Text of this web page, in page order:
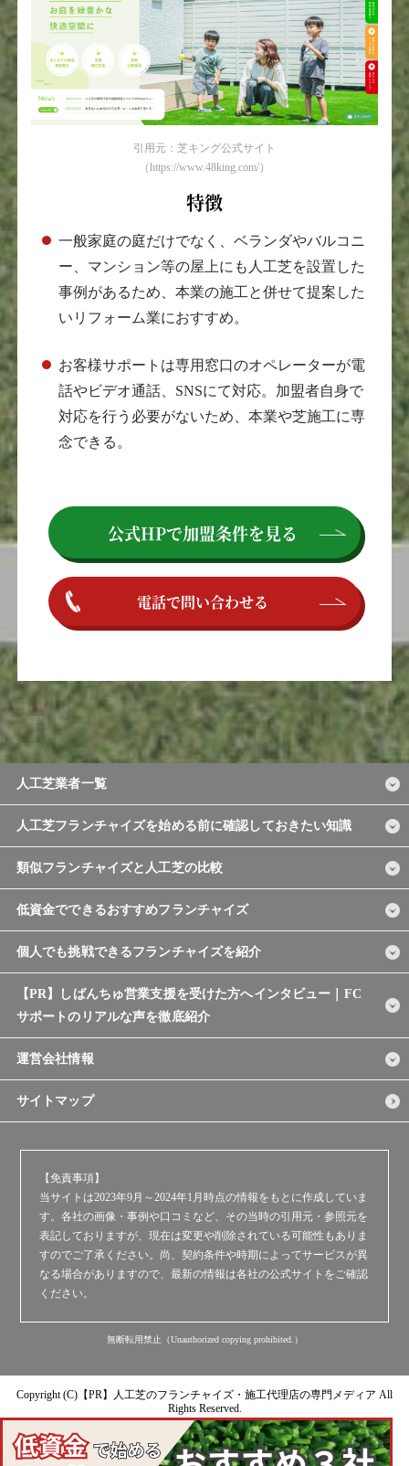
引用元：芝キング公式サイト
（https://www.48king.com/）
特徴
一般家庭の庭だけでなく、ベランダやバルコニ
ー、マンション等の屋上にも人工芝を設置した
事例があるため、本業の施工と併せて提案した
いリフォーム業におすすめ。
お客様サポートは専用窓口のオペレーターが電
話やビデオ通話、SNSにて対応。加盟者自身で
対応を行う必要がないため、本業や芝施工に専
念できる。
公式HPで加盟条件を見る
電話で問い合わせる
人工芝業者一覧
人工芝フランチャイズを始める前に確認しておきたい知識
類似フランチャイズと人工芝の比較
低資金でできるおすすめフランチャイズ
個人でも挑戦できるフランチャイズを紹介
【PR】しばんちゅ営業支援を受けた方へインタビュー｜FC
サポートのリアルな声を徹底紹介
運営会社情報
サイトマップ
【免責事項】
当サイトは2023年9月～2024年1月時点の情報をもとに作成していま
す。各社の画像・事例や口コミなど、その当時の引用元・参照元を
表記しておりますが、現在は変更や削除されている可能性もありま
すのでご了承ください。尚、契約条件や時期によってサービスが異
なる場合がありますので、最新の情報は各社の公式サイトをご確認
ください。
無断転用禁止（Unauthorized copying prohibited.）
Copyright (C)【PR】 人工芝のフランチャイズ・施工代理店の専門メディア All
Rights Reserved.